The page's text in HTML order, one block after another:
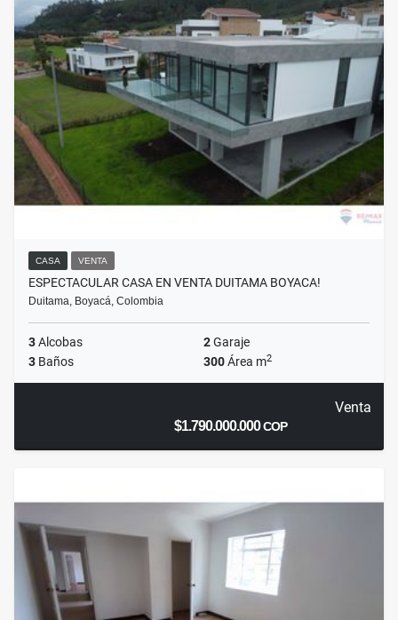
CASA VENTA
ESPECTACULAR CASA EN VENTA DUITAMA BOYACA!
Duitama, Boyacá, Colombia
3Alcobas 2Garaje
3 Baños 300Área m2
Venta
$1.790.000.000COP